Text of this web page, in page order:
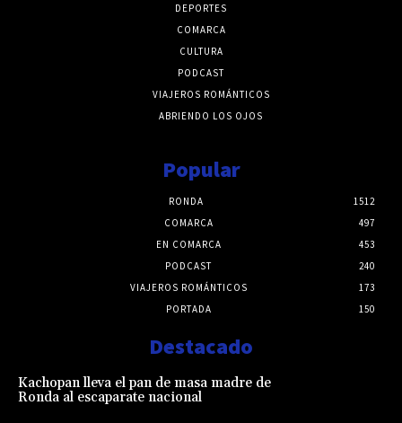
DEPORTES
COMARCA
CULTURA
PODCAST
VIAJEROS ROMÁNTICOS
ABRIENDO LOS OJOS
Popular
RONDA
1512
COMARCA
497
EN COMARCA
453
PODCAST
240
VIAJEROS ROMÁNTICOS
173
PORTADA
150
Destacado
Kachopan lleva el pan de masa madre de
Ronda al escaparate nacional